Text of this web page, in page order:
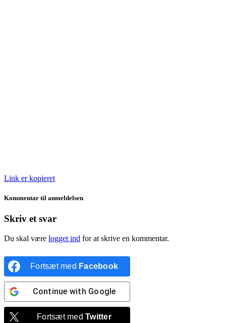
Link er kopieret
Kommentar til anmeldelsen
Skriv et svar
Du skal være logget ind for at skrive en kommentar.
Fortsæt med Facebook
Continue with Google
Fortsæt medTwitter